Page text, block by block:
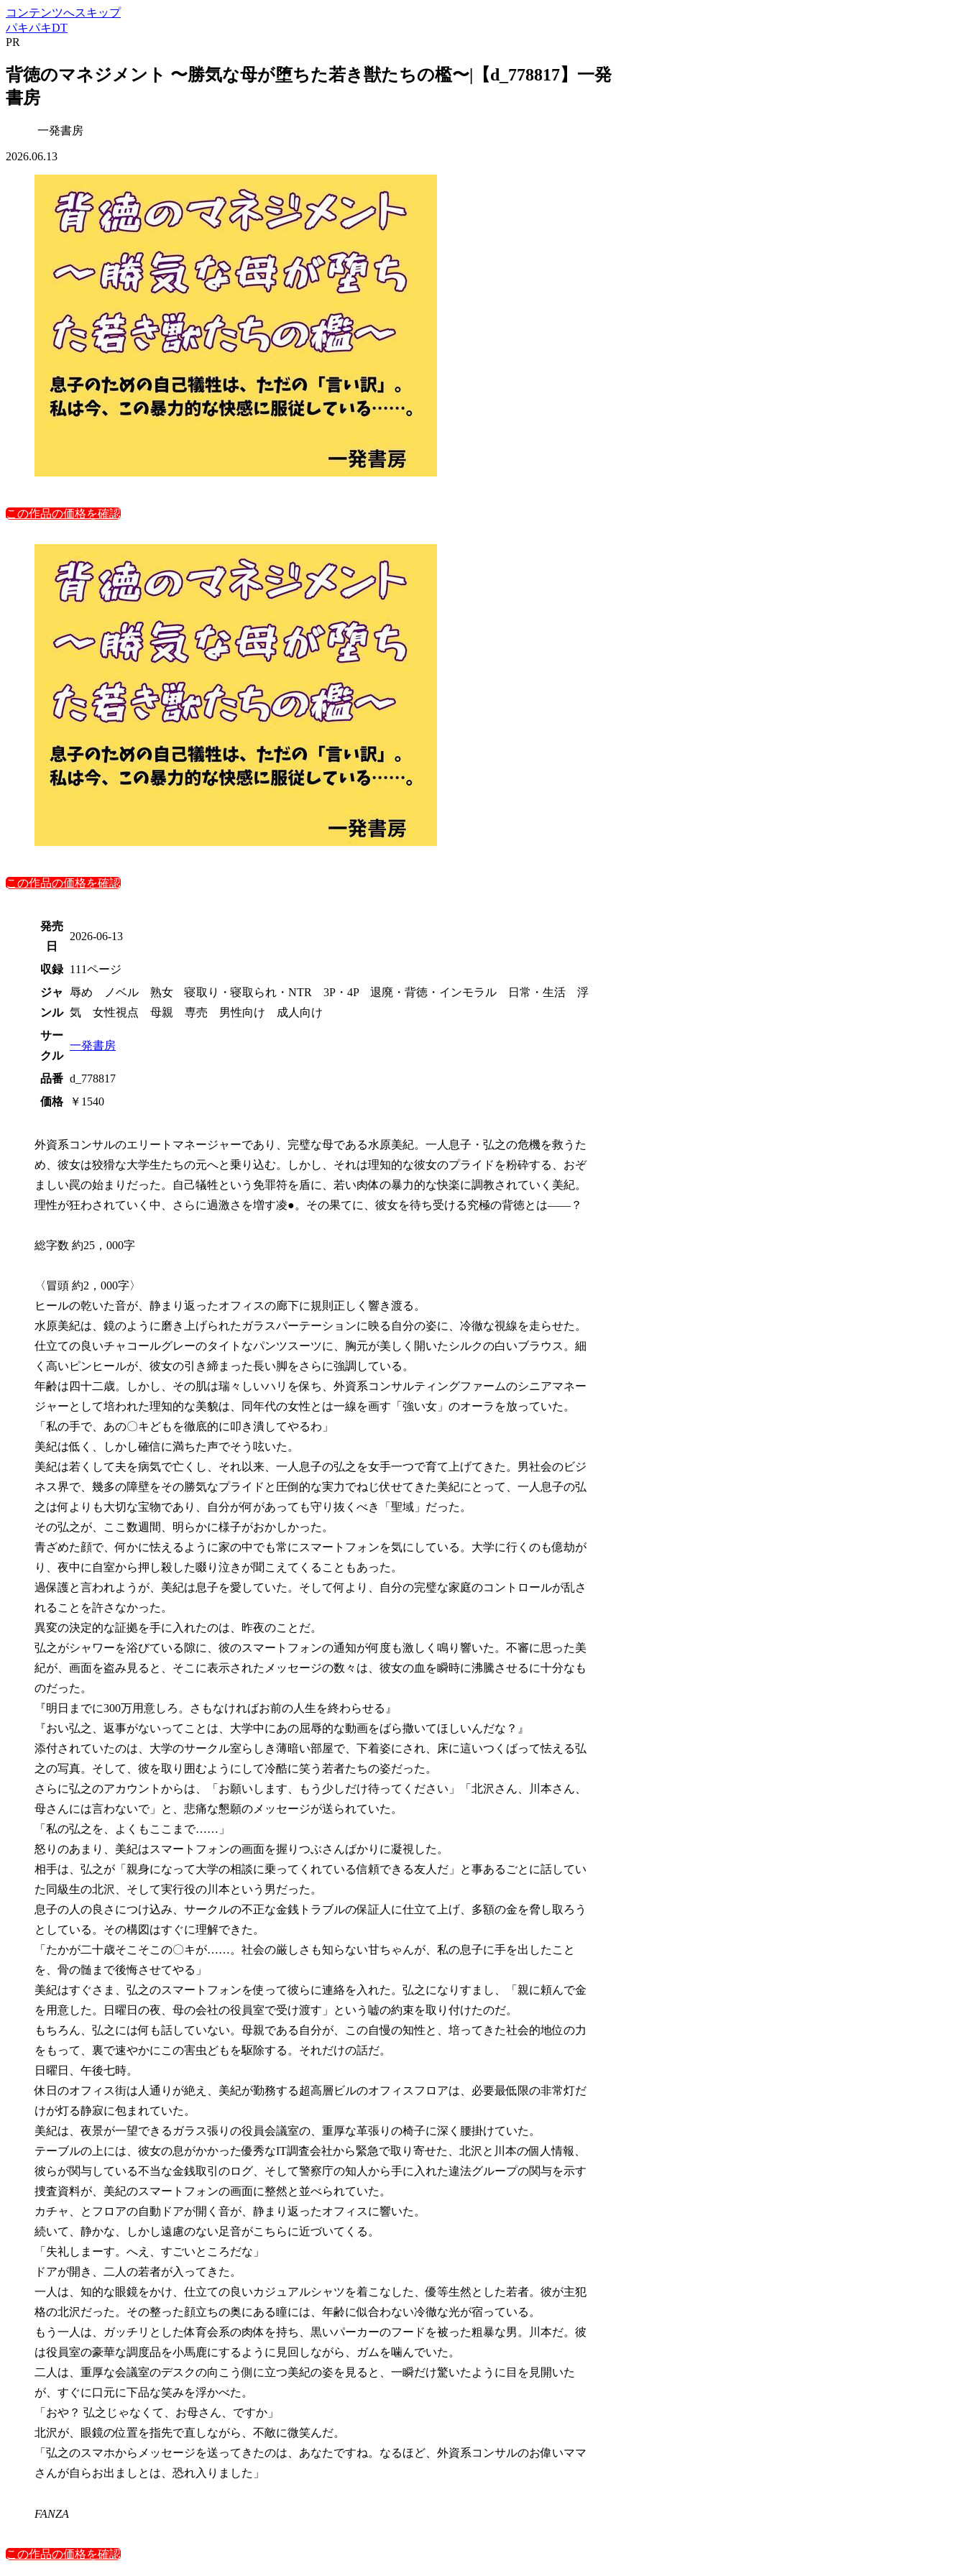
コンテンツへスキップ
パキパキDT
PR
背徳のマネジメント 〜勝気な母が堕ちた若き獣たちの檻〜|【d_778817】一発
書房
一発書房
2026.06.13
この作品の価格を確認
この作品の価格を確認
発売
日
2026-06-13
収録 111ページ
ジャ
ンル
辱め ノベル 熟女 寝取り・寝取られ・NTR 3P・4P 退廃・背徳・インモラル 日常・生活 浮
気 女性視点 母親 専売 男性向け 成人向け
サー
クル
一発書房
品番 d_778817
価格
￥1540
外資系コンサルのエリートマネージャーであり、完璧な母である水原美紀。一人息子・弘之の危機を救うた
め、彼女は狡猾な大学生たちの元へと乗り込む。しかし、それは理知的な彼女のプライドを粉砕する、おぞ
ましい罠の始まりだった。自己犠牲という免罪符を盾に、若い肉体の暴力的な快楽に調教されていく美紀。
理性が狂わされていく中、さらに過激さを増す凌●。その果てに、彼女を待ち受ける究極の背徳とは――？
総字数 約25，000字
〈冒頭 約2，000字〉
ヒールの乾いた音が、静まり返ったオフィスの廊下に規則正しく響き渡る。
水原美紀は、鏡のように磨き上げられたガラスパーテーションに映る自分の姿に、冷徹な視線を走らせた。
仕立ての良いチャコールグレーのタイトなパンツスーツに、胸元が美しく開いたシルクの白いブラウス。細
く高いピンヒールが、彼女の引き締まった長い脚をさらに強調している。
年齢は四十二歳。しかし、その肌は瑞々しいハリを保ち、外資系コンサルティングファームのシニアマネー
ジャーとして培われた理知的な美貌は、同年代の女性とは一線を画す「強い女」のオーラを放っていた。
「私の手で、あの〇キどもを徹底的に叩き潰してやるわ」
美紀は低く、しかし確信に満ちた声でそう呟いた。
美紀は若くして夫を病気で亡くし、それ以来、一人息子の弘之を女手一つで育て上げてきた。男社会のビジ
ネス界で、幾多の障壁をその勝気なプライドと圧倒的な実力でねじ伏せてきた美紀にとって、一人息子の弘
之は何よりも大切な宝物であり、自分が何があっても守り抜くべき「聖域」だった。
その弘之が、ここ数週間、明らかに様子がおかしかった。
青ざめた顔で、何かに怯えるように家の中でも常にスマートフォンを気にしている。大学に行くのも億劫が
り、夜中に自室から押し殺した啜り泣きが聞こえてくることもあった。
過保護と言われようが、美紀は息子を愛していた。そして何より、自分の完璧な家庭のコントロールが乱さ
れることを許さなかった。
異変の決定的な証拠を手に入れたのは、昨夜のことだ。
弘之がシャワーを浴びている隙に、彼のスマートフォンの通知が何度も激しく鳴り響いた。不審に思った美
紀が、画面を盗み見ると、そこに表示されたメッセージの数々は、彼女の血を瞬時に沸騰させるに十分なも
のだった。
『明日までに300万用意しろ。さもなければお前の人生を終わらせる』
『おい弘之、返事がないってことは、大学中にあの屈辱的な動画をばら撒いてほしいんだな？』
添付されていたのは、大学のサークル室らしき薄暗い部屋で、下着姿にされ、床に這いつくばって怯える弘
之の写真。そして、彼を取り囲むようにして冷酷に笑う若者たちの姿だった。
さらに弘之のアカウントからは、「お願いします、もう少しだけ待ってください」「北沢さん、川本さん、
母さんには言わないで」と、悲痛な懇願のメッセージが送られていた。
「私の弘之を、よくもここまで……」
怒りのあまり、美紀はスマートフォンの画面を握りつぶさんばかりに凝視した。
相手は、弘之が「親身になって大学の相談に乗ってくれている信頼できる友人だ」と事あるごとに話してい
た同級生の北沢、そして実行役の川本という男だった。
息子の人の良さにつけ込み、サークルの不正な金銭トラブルの保証人に仕立て上げ、多額の金を脅し取ろう
としている。その構図はすぐに理解できた。
「たかが二十歳そこそこの〇キが……。社会の厳しさも知らない甘ちゃんが、私の息子に手を出したこと
を、骨の髄まで後悔させてやる」
美紀はすぐさま、弘之のスマートフォンを使って彼らに連絡を入れた。弘之になりすまし、「親に頼んで金
を用意した。日曜日の夜、母の会社の役員室で受け渡す」という嘘の約束を取り付けたのだ。
もちろん、弘之には何も話していない。母親である自分が、この自慢の知性と、培ってきた社会的地位の力
をもって、裏で速やかにこの害虫どもを駆除する。それだけの話だ。
日曜日、午後七時。
休日のオフィス街は人通りが絶え、美紀が勤務する超高層ビルのオフィスフロアは、必要最低限の非常灯だ
けが灯る静寂に包まれていた。
美紀は、夜景が一望できるガラス張りの役員会議室の、重厚な革張りの椅子に深く腰掛けていた。
テーブルの上には、彼女の息がかかった優秀なIT調査会社から緊急で取り寄せた、北沢と川本の個人情報、
彼らが関与している不当な金銭取引のログ、そして警察庁の知人から手に入れた違法グループの関与を示す
捜査資料が、美紀のスマートフォンの画面に整然と並べられていた。
カチャ、とフロアの自動ドアが開く音が、静まり返ったオフィスに響いた。
続いて、静かな、しかし遠慮のない足音がこちらに近づいてくる。
「失礼しまーす。へえ、すごいところだな」
ドアが開き、二人の若者が入ってきた。
一人は、知的な眼鏡をかけ、仕立ての良いカジュアルシャツを着こなした、優等生然とした若者。彼が主犯
格の北沢だった。その整った顔立ちの奥にある瞳には、年齢に似合わない冷徹な光が宿っている。
もう一人は、ガッチリとした体育会系の肉体を持ち、黒いパーカーのフードを被った粗暴な男。川本だ。彼
は役員室の豪華な調度品を小馬鹿にするように見回しながら、ガムを噛んでいた。
二人は、重厚な会議室のデスクの向こう側に立つ美紀の姿を見ると、一瞬だけ驚いたように目を見開いた
が、すぐに口元に下品な笑みを浮かべた。
「おや？ 弘之じゃなくて、お母さん、ですか」
北沢が、眼鏡の位置を指先で直しながら、不敵に微笑んだ。
「弘之のスマホからメッセージを送ってきたのは、あなたですね。なるほど、外資系コンサルのお偉いママ
さんが自らお出ましとは、恐れ入りました」
FANZA
この作品の価格を確認